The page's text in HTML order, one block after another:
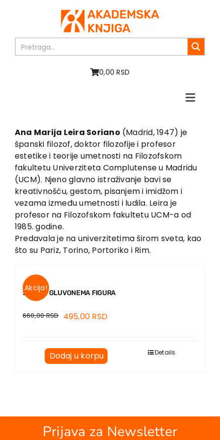
0,00 RSD
Toggle
O nama
Knjige
U pripremi
Akcija
Autori
Vesti
EU PROJEKTI
Kontakt
Ana Marija Leira Soriano (Madrid, 1947) je
španski filozof, doktor filozofije i profesor
estetike i teorije umetnosti na Filozofskom
fakultetu Univerziteta Complutense u Madridu
(UCM). Njeno glavno istraživanje bavi se
kreativnošću, gestom, pisanjem i imidžom i
vezama između umetnosti i ludila. Leira je
profesor na Filozofskom fakultetu UCM-a od
1985. godine.
Predavala je na univerzitetima širom sveta, kao
što su Pariz, Torino, Portoriko i Rim.
Akcija!
SLIKAR, GLUVONEMA FIGURA
660,00RSD 495,00 RSD
Dodaj u korpu Details
Prijava za Newsletter